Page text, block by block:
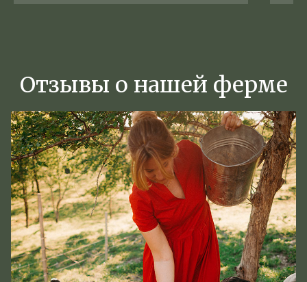
Отзывы о нашей ферме